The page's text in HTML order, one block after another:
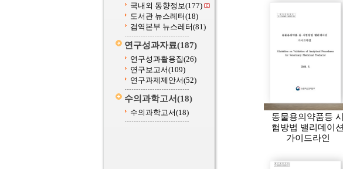
국내외 동향정보(177)
도서관 뉴스레터(18)
검역본부 뉴스레터(81)
연구성과자료(187)
연구성과활용집(26)
연구보고서(109)
연구과제제안서(52)
수의과학고서(18)
수의과학고서(18)
동물용의약품등 시
험방법 밸리데이션
가이드라인